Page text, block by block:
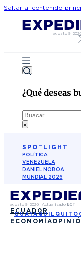
Saltar al contenido
agosto 9, 2026
¿Qué deseas
Buscar
×
SPOTLIGHT
POLÍTICA
VENEZUELA
DANIEL NOBOA
MUNDIAL 2026
agosto 9, 2026| Actualizado ECT
ECUADOR
GUAYAQUIL QUITO
ECONOMÍA